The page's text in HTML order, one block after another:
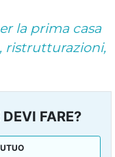
la prima casa
ristrutturazioni,
FARE?